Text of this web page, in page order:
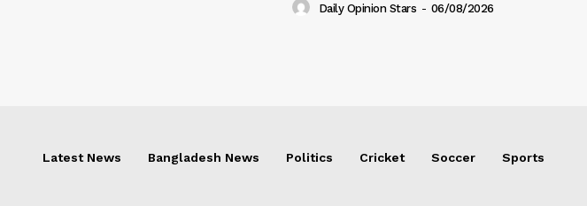
Daily Opinion Stars - 06/08/2026
Latest News Bangladesh News Politics Cricket Soccer Sports